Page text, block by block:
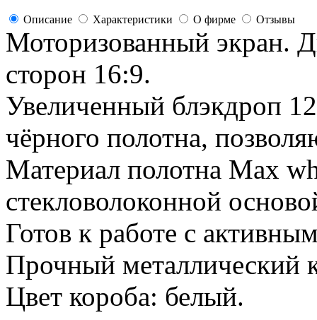
Описание Характеристики О фирме Отзывы
Моторизованный экран.
сторон 16:9.
Увеличенный блэкдроп
чёрного полотна,
Материал полотна Max
стекловолоконной
Готов к работе с
Прочный металлический
Цвет короба: белый.